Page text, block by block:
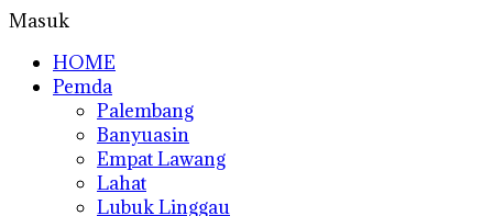
Masuk
HOME
Pemda
Palembang
Banyuasin
Empat Lawang
Lahat
Lubuk Linggau